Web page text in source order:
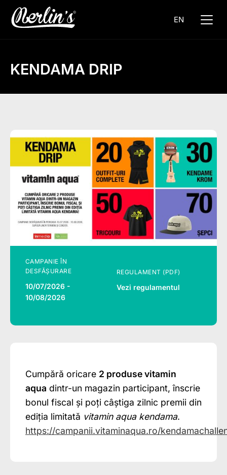
EN
KENDAMA DRIP
CAMPANIE ÎN
DESFĂȘURARE
10/07/2026 -
10/08/2026
REGULAMENT (PDF)
Vezi regulamentul
Cumpără oricare 2 produse vitamin
aqua dintr-un magazin participant, înscrie
bonul fiscal și poți câștiga zilnic premii din
ediția limitată vitamin aqua kendama.
https://campanii.vitaminaqua.ro/